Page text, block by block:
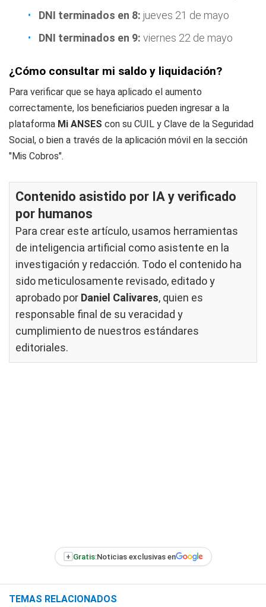
DNI terminados en 8: jueves 21 de mayo
DNI terminados en 9: viernes 22 de mayo
¿Cómo consultar mi saldo y liquidación?
Para verificar que se haya aplicado el aumento
correctamente, los beneficiarios pueden ingresar a la
plataforma Mi ANSES con su CUIL y Clave de la Seguridad
Social, o bien a través de la aplicación móvil en la sección
"Mis Cobros".
Contenido asistido por IA y verificado
por humanos
Para crear este artículo, usamos herramientas
de inteligencia artificial como asistente en la
investigación y redacción. Todo el contenido ha
sido meticulosamente revisado, editado y
aprobado por Daniel Calivares, quien es
responsable final de su veracidad y
cumplimiento de nuestros estándares
editoriales.
+ Gratis:Noticias exclusivas en
TEMAS RELACIONADOS